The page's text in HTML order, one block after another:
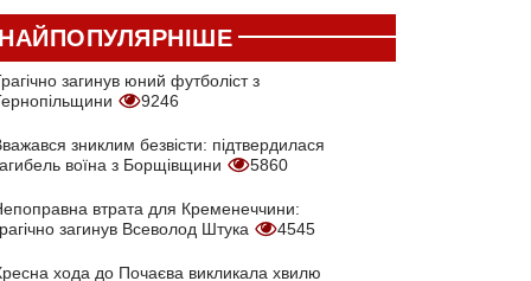
загинув юний футболіст з
9246
зниклим безвісти: підтвердилася
воїна з Борщівщини
5860
втрата для Кременеччини:
загинув Всеволод Штука
4545
хода до Почаєва викликала хвилю